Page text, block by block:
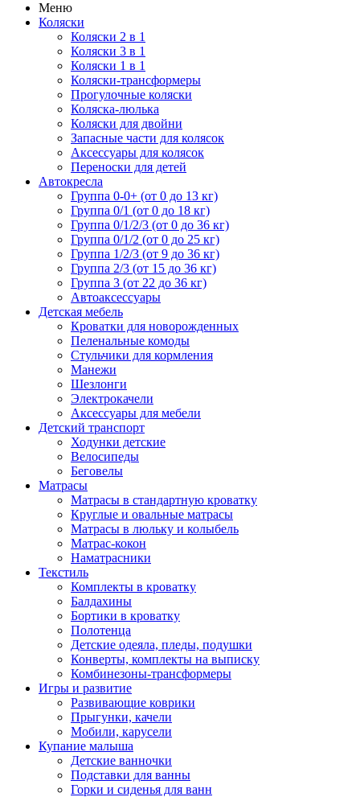
Меню
Коляски
Коляски 2 в 1
Коляски 3 в 1
Коляски 1 в 1
Коляски-трансформеры
Прогулочные коляски
Коляска-люлька
Коляски для двойни
Запасные части для колясок
Аксессуары для колясок
Переноски для детей
Автокресла
Группа 0-0+ (от 0 до 13 кг)
Группа 0/1 (от 0 до 18 кг)
Группа 0/1/2/3 (от 0 до 36 кг)
Группа 0/1/2 (от 0 до 25 кг)
Группа 1/2/3 (от 9 до 36 кг)
Группа 2/3 (от 15 до 36 кг)
Группа 3 (от 22 до 36 кг)
Автоаксессуары
Детская мебель
Кроватки для новорожденных
Пеленальные комоды
Стульчики для кормления
Манежи
Шезлонги
Электрокачели
Аксессуары для мебели
Детский транспорт
Ходунки детские
Велосипеды
Беговелы
Матрасы
Матрасы в стандартную кроватку
Круглые и овальные матрасы
Матрасы в люльку и колыбель
Матрас-кокон
Наматрасники
Текстиль
Комплекты в кроватку
Балдахины
Бортики в кроватку
Полотенца
Детские одеяла, пледы, подушки
Конверты, комплекты на выписку
Комбинезоны-трансформеры
Игры и развитие
Развивающие коврики
Прыгунки, качели
Мобили, карусели
Купание малыша
Детские ванночки
Подставки для ванны
Горки и сиденья для ванн